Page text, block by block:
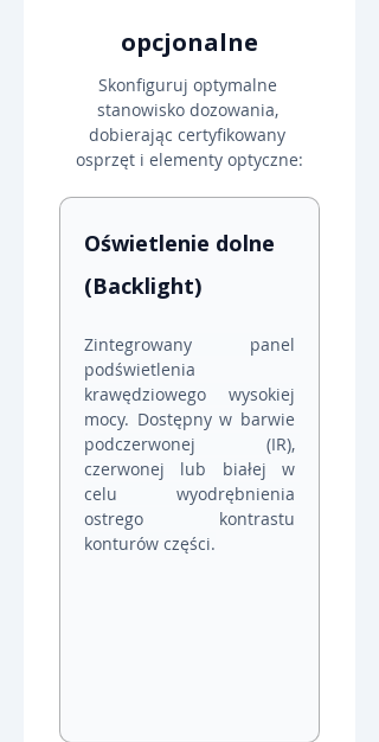
opcjonalne
Skonfiguruj optymalne
stanowisko dozowania,
dobierając certyfikowany
osprzęt i elementy optyczne:
Oświetlenie dolne
(Backlight)
Zintegrowany panel
podświetlenia
krawędziowego wysokiej
mocy. Dostępny w barwie
podczerwonej (IR),
czerwonej lub białej w
celu wyodrębnienia
ostrego kontrastu
konturów części.